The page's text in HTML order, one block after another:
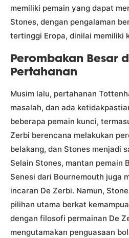
memiliki pemain yang dapat
Stones, dengan pengalaman
tertinggi Eropa, dinilai memiliki
Perombakan Besar
Pertahanan
Musim lalu, pertahanan
masalah, dan ada
beberapa pemain kunci,
Zerbi berencana melakukan
belakang, dan Stones menjadi
Selain Stones, mantan pemain
Senesi dari Bournemouth juga
incaran De Zerbi. Namun,
pilihan utama berkat
dengan filosofi permainan De
mengutamakan penguasaan